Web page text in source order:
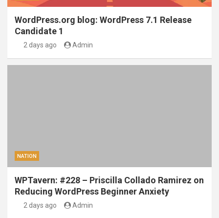
WordPress.org blog: WordPress 7.1 Release
Candidate 1
2 days ago Admin
NATION
WPTavern: #228 – Priscilla Collado Ramirez on
Reducing WordPress Beginner Anxiety
2 days ago Admin